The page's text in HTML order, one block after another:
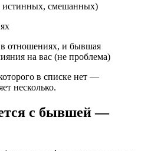
смешанных)
в отношениях, и бывшая
на вас (не проблема)
в списке нет —
несколько.
с бывшей —